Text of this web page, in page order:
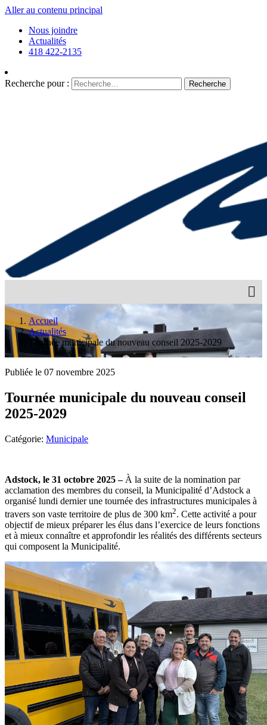
Aller au contenu principal
Nous joindre
Actualités
418 422-2135
Recherche pour : Recherche
Accueil
Actualités
Tournée municipale du nouveau conseil 2025-2029
Publiée le 07 novembre 2025
Tournée municipale du nouveau conseil
2025-2029
Catégorie: Municipale
Adstock, le 31 octobre 2025 – À la suite de la nomination par
acclamation des membres du conseil, la Municipalité d’Adstock a
organisé lundi dernier une tournée des infrastructures municipales à
travers son vaste territoire de plus de 300 km2. Cette activité a pour
objectif de mieux préparer les élus dans l’exercice de leurs fonctions
et à mieux connaître et approfondir les réalités des différents secteurs
qui composent la Municipalité.